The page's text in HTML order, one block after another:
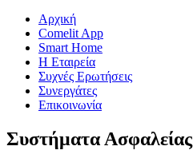
Αρχική
Comelit App
Smart Home
Η Εταιρεία
Συχνές Ερωτήσεις
Συνεργάτες
Επικοινωνία
Συστήματα Ασφαλείας